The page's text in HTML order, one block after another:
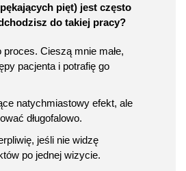
pięt) jest często
do takiej pracy?
Cieszą mnie małe,
pacjenta i potrafię go
natychmiastowy efekt, ale
długofalowo.
jeśli nie widzę
po jednej wizycie.